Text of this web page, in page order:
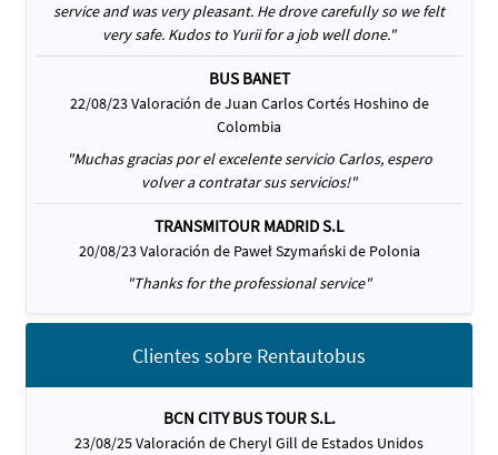
service and was very pleasant. He drove carefully so we felt
very safe. Kudos to Yurii for a job well done."
BUS BANET
22/08/23 Valoración de Juan Carlos Cortés Hoshino de
Colombia
"Muchas gracias por el excelente servicio Carlos, espero
volver a contratar sus servicios!"
TRANSMITOUR MADRID S.L
20/08/23 Valoración de Paweł Szymański de Polonia
"Thanks for the professional service"
Clientes sobre Rentautobus
BCN CITY BUS TOUR S.L.
23/08/25 Valoración de Cheryl Gill de Estados Unidos